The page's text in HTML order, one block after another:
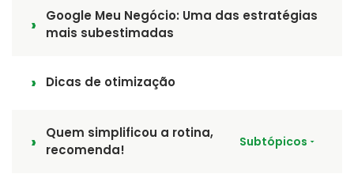
Google Meu Negócio: Uma das estratégias
mais subestimadas
Dicas de otimização
Quem simplificou a rotina,
recomenda!
Subtópicos